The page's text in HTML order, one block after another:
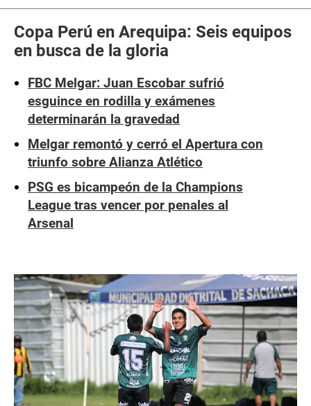
Copa Perú en Arequipa: Seis equipos
en busca de la gloria
FBC Melgar: Juan Escobar sufrió
esguince en rodilla y exámenes
determinarán la gravedad
Melgar remontó y cerró el Apertura con
triunfo sobre Alianza Atlético
PSG es bicampeón de la Champions
League tras vencer por penales al
Arsenal